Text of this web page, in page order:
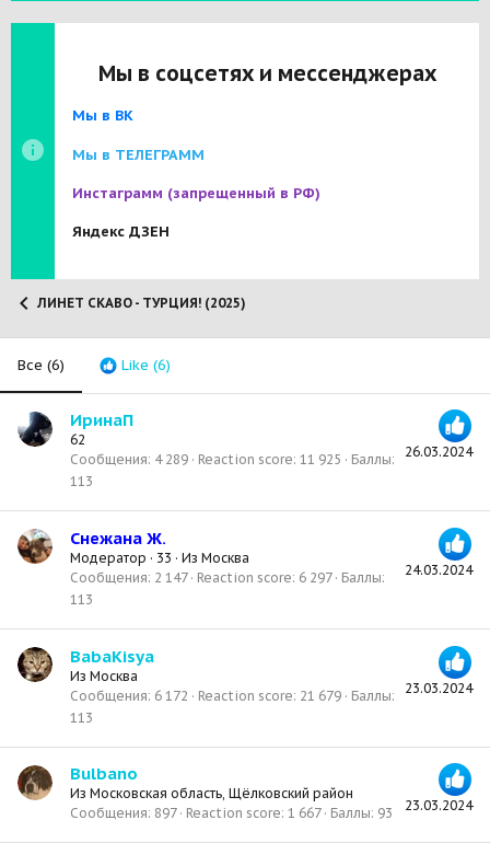
Мы в соцсетях и мессенджерах
Мы в ВК
Мы в ТЕЛЕГРАММ
Инстаграмм (запрещенный в РФ)
Яндекс ДЗЕН
ЛИНЕТ СКАВО - ТУРЦИЯ! (2025)
Все (6) Like (6)
26.03.2024
ИринаП
62
Сообщения 4 289 Reaction score 11 925
Баллы
113
24.03.2024
Снежана Ж.
Модератор · 33 · Из Москва
Сообщения 2 147 Reaction score 6 297
Баллы
113
23.03.2024
BabaKisya
Из Москва
Сообщения 6 172 Reaction score 21 679
Баллы
113
23.03.2024
Bulbano
Из Московская область, Щёлковский район
Сообщения 897 Reaction score 1 667 Баллы 93